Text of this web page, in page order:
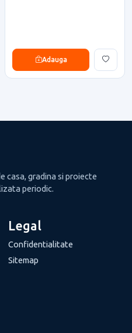
Adauga
casa, gradina si proiecte
periodic.
Legal
Confidentialitate
Sitemap